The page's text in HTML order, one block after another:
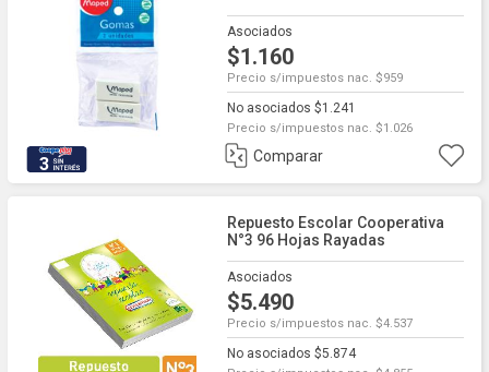
3
Asociados
$1.160
Precio s/impuestos nac. $959
No asociados $1.241
Precio s/impuestos nac. $1.026
Comparar
Repuesto Escolar Cooperativa
N°3 96 Hojas Rayadas
Asociados
$5.490
Precio s/impuestos nac. $4.537
No asociados $5.874